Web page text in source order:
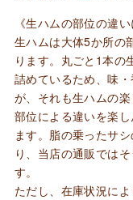
《生ハムの部位の違い
生ハムは大体5か所の
ります。丸ごと1本の
詰めているため、味
が、それも生ハムの楽
部位による違いを楽
ます。脂の乗ったサ
り、当店の通販では
す。
ただし、在庫状況に